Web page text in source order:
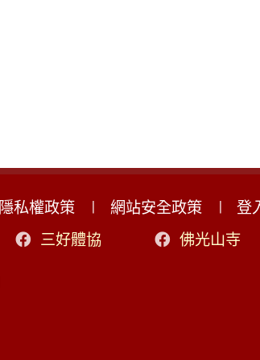
隱私權政策 網站安全政策
登
三好體協 佛光山寺